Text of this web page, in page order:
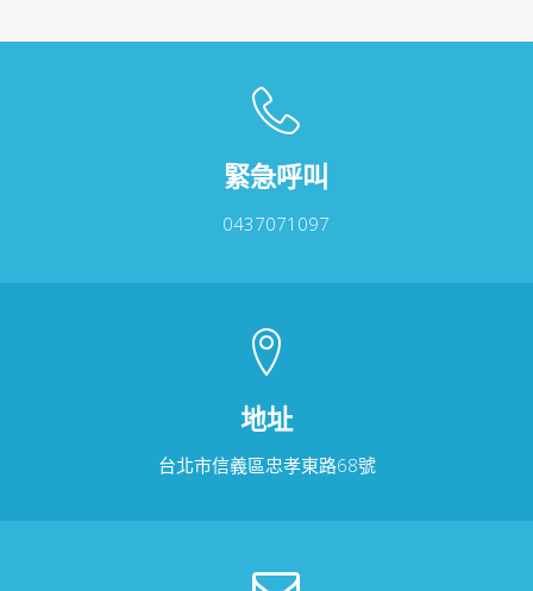
緊急呼叫
0437071097
地址
台北市信義區忠孝東路68號